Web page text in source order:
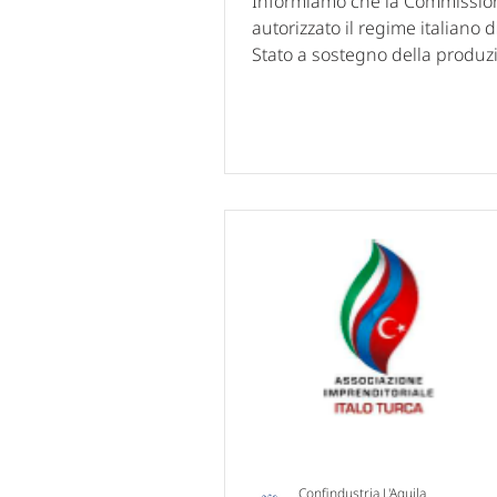
autorizzato il regime italiano di
Stato a sostegno della
pari a circa 6 miliardi di euro per la
produzione di idrogeno
destinata ai settori industriale
trasporti target di produzione
circa 200.000 tonnellate ann
Confindustria L'Aquila